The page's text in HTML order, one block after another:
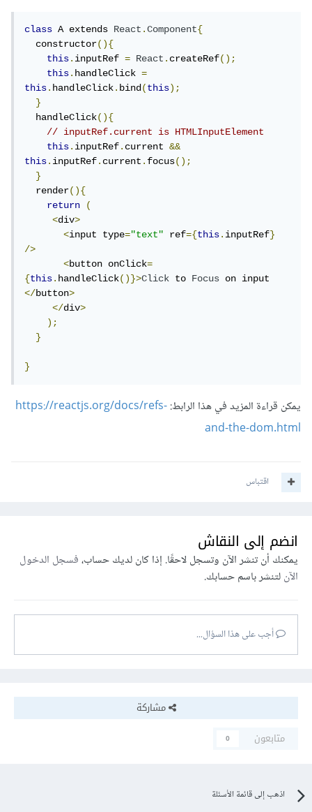
class A extends React.Component{
  constructor
(){
this.inputRef = React.createRef();
this.handleClick =
this.handleClick.bind(this);
}
  handleClick
(){
// inputRef.current is HTMLInputElement
this.inputRef.current &&
this.inputRef.current.focus();
}
  render
(){
return
(
<div>
<input type="text" ref={this.inputRef}
/>
<button onClick=
{this.handleClick()}>Click to Focus
</button>
</div>
);
}
}
يمكن قراءة المزيد في هذا الرابط:https://reactjs.org/docs/refs-
and-the-dom.html
اقتباس
انضم إلى النقاش
يمكنك أن تنشر الآن وتسجل لاحقًا. إذا كان لديك حساب،فسجل الدخول
الآنلتنشر باسم حسابك.
أجب على هذا السؤال...
مشاركة
متابعون
0
اذهب إلى قائمة الأسئلة